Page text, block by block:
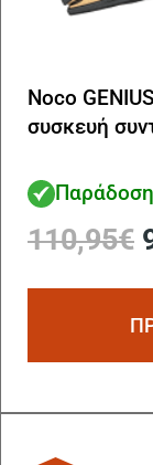
Noco
συσκευή
110,95€